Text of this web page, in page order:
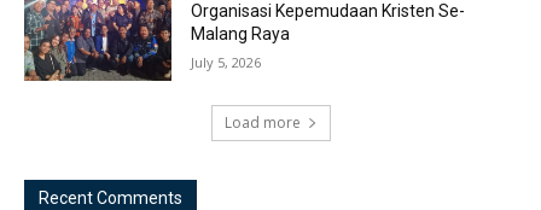
Organisasi Kepemudaan Kristen Se-
Malang Raya
July 5, 2026
Load more
Recent Comments